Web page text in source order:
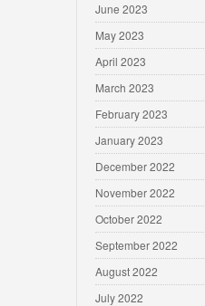
June 2023
May 2023
April 2023
March 2023
February 2023
January 2023
December 2022
November 2022
October 2022
September 2022
August 2022
July 2022